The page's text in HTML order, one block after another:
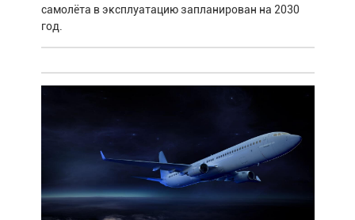
самолёта в эксплуатацию запланирован на 2030
год.